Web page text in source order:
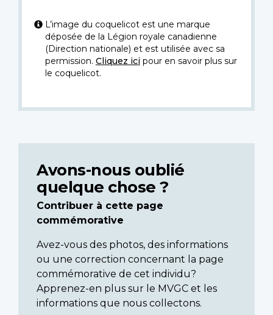
L’image du coquelicot est une marque
déposée de la Légion royale canadienne
(Direction nationale) et est utilisée avec sa
permission. Cliquez icipour en savoir plus sur
le coquelicot.
Avons-nous oublié
quelque chose ?
Contribuer à cette page
commémorative
Avez-vous des photos, des informations
ou une correction concernant la page
commémorative de cet individu?
Apprenez-en plus sur le MVGC et les
informations que nous collectons.